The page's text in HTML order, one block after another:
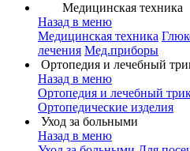
Медицинская техника
Назад в меню
Медицинская техника
лечения Мед.приборы
Ортопедия и лечебный
Назад в меню
Ортопедия и лечебный
Ортопедические изделия
Уход за больными
Назад в меню